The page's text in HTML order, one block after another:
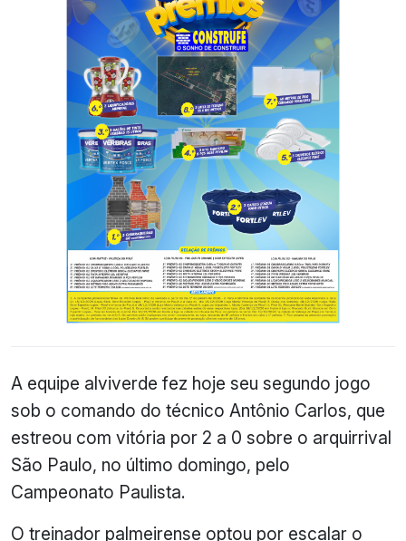
A equipe alviverde fez hoje seu segundo jogo
sob o comando do técnico Antônio Carlos, que
estreou com vitória por 2 a 0 sobre o arquirrival
São Paulo, no último domingo, pelo
Campeonato Paulista.
O treinador palmeirense optou por escalar o